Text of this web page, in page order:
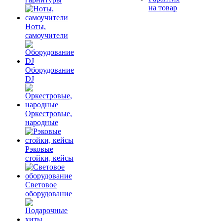
Ноты,
самоучители
Оборудование
DJ
Оркестровые,
народные
Рэковые
стойки, кейсы
Световое
оборудование
на товар